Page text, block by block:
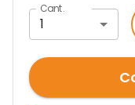
Cant.
1